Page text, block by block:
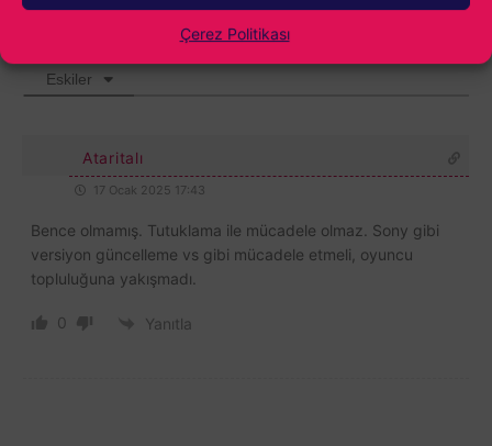
Çerez Politikası
Eskiler
Ataritalı
17 Ocak 2025 17:43
Bence olmamış. Tutuklama ile mücadele olmaz. Sony gibi
versiyon güncelleme vs gibi mücadele etmeli, oyuncu
topluluğuna yakışmadı.
0 Yanıtla